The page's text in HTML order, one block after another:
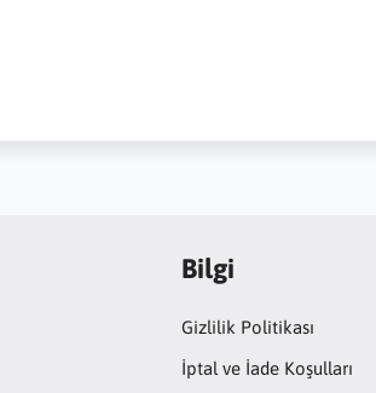
Bilgi
Gizlilik Politikası
İptal ve İade Koşulları